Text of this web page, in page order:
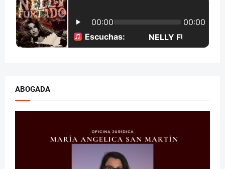
ABOGADA